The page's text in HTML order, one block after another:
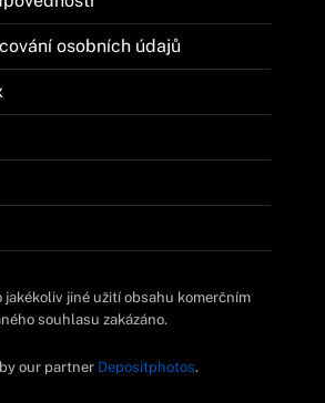
osobních údajů
jakékoliv jiné užití obsahu komerčním
souhlasu zakázáno.
our partner Depositphotos.